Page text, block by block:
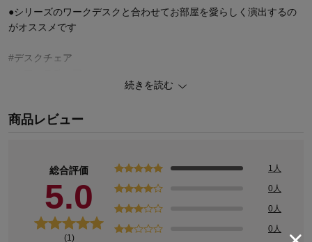
●シリーズのワークデスクと合わせてお部屋を愛らしく演出するの
がオススメです
#デスクチェア
続きを読む
商品レビュー
総合評価
5.0
(1)
1人
0人
0人
0人